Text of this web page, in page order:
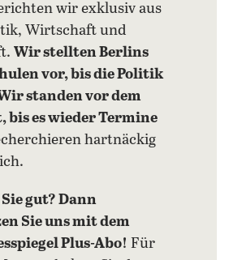
wir exklusiv aus
Wirtschaft und
Wir stellten Berlins
vor, bis die Politik
standen vor dem
bis es wieder Termine
hartnäckig
gut? Dann
Sie uns mit dem
Plus-Abo! Für